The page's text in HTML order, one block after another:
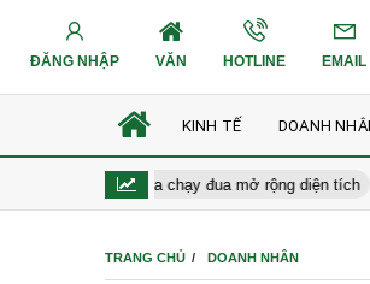
ĐĂNG NHẬP VĂN HOTLINE EMAIL
KINH TẾ DOANH
loạt đại gia chạy đua mở rộng diện tích
TRANG CHỦ DOANH NHÂN